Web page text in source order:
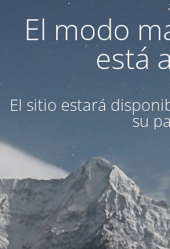
El modo
está
El sitio estará
su